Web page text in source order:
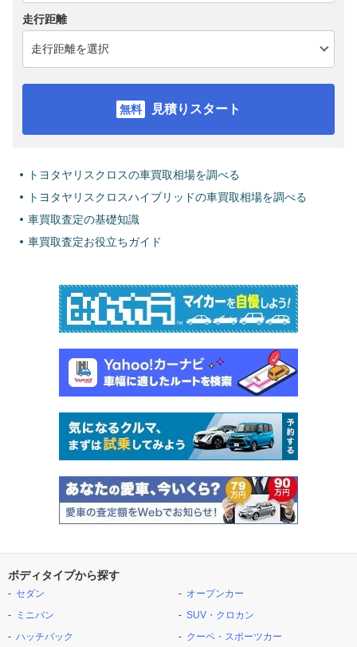
走行距離
見積りスタート
トヨタヤリスクロスの車買取相場を調べる
トヨタヤリスクロスハイブリッドの車買取相場を調べる
車買取査定の基礎知識
車買取査定お役立ちガイド
ボディタイプから探す
セダン
ミニバン
ハッチバック
オープンカー
SUV・クロカン
クーペ・スポーツカー